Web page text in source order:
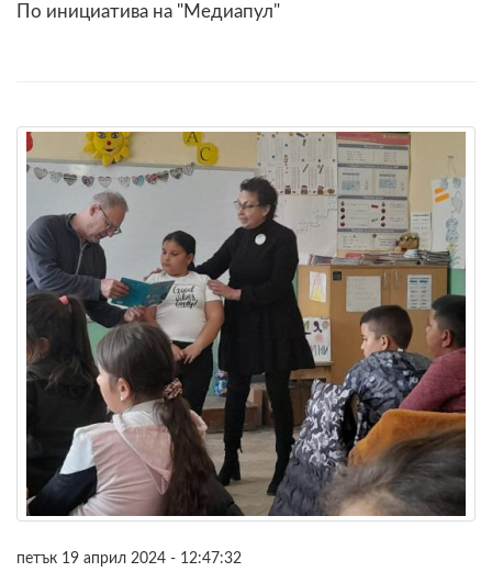
По инициатива на "Медиапул"
петък 19 април 2024 - 12:47:32